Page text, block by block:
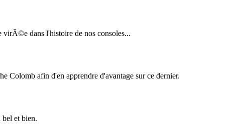
dans l'histoire de nos consoles...
Colomb afin d'en apprendre d'avantage sur ce dernier.
et bien.